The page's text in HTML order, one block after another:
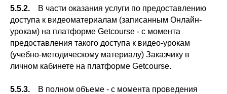
5.5.2.
В части оказания услуги по предоставлению
доступа к видеоматериалам (записанным Онлайн-
урокам) на платформе Getcourse - с момента
предоставления такого доступа к видео-урокам
(учебно-методическому материалу) Заказчику в
личном кабинете на платформе Getcourse.
5.5.3.
В полном объеме - с момента проведения